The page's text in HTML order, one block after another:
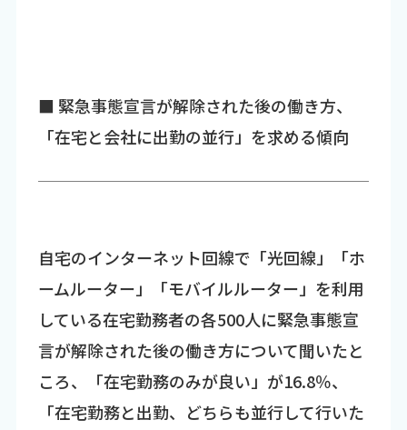
■ 緊急事態宣言が解除された後の働き方、
「在宅と会社に出勤の並行」を求める傾向
自宅のインターネット回線で「光回線」「ホ
ームルーター」「モバイルルーター」を利用
している在宅勤務者の各500人に緊急事態宣
言が解除された後の働き方について聞いたと
ころ、「在宅勤務のみが良い」が16.8％、
「在宅勤務と出勤、どちらも並行して行いた